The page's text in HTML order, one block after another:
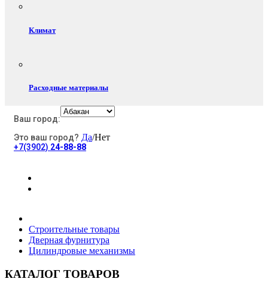
Климат
Расходные материалы
Электротовары
Ваш город:
Это ваш город? Да/Нет
+7(3902) 24-88-88
Строительные товары
Дверная фурнитура
Цилиндровые механизмы
КАТАЛОГ ТОВАРОВ